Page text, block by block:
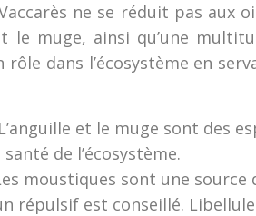
ne se réduit pas aux
le muge, ainsi qu’une
rôle dans l’écosystème en
et le muge sont des
santé de l’écosystème.
moustiques sont une
répulsif est conseillé.